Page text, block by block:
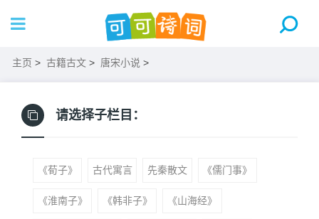
主页 > 古籍古文 > 唐宋小说 >
请选择子栏目：
《荀子》 古代寓言 先秦散文 《儒门事》
《淮南子》 《韩非子》 《山海经》